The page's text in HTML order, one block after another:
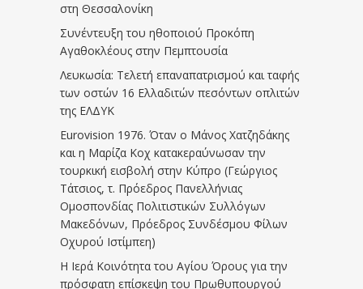
στη Θεσσαλονίκη
Συνέντευξη του ηθοποιού Προκόπη
Αγαθοκλέους στην Πεμπτουσία
Λευκωσία: Τελετή επαναπατρισμού και ταφής
των οστών 16 Ελλαδιτών πεσόντων οπλιτών
της ΕΛΔΥΚ
Eurovision 1976. Όταν ο Μάνος Χατζηδάκης
και η Μαρίζα Κοχ κατακεραύνωσαν την
τουρκική εισβολή στην Κύπρο (Γεώργιος
Τάτσιος, τ. Πρόεδρος Πανελλήνιας
Ομοσπονδίας Πολιτιστικών Συλλόγων
Μακεδόνων, Πρόεδρος Συνδέσμου Φίλων
Οχυρού Ιστίμπεη)
Η Ιερά Κοινότητα του Αγίου Όρους για την
πρόσφατη επίσκεψη του Πρωθυπουργού